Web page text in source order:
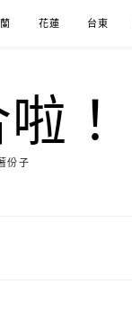
花蓮 台東
！
份子